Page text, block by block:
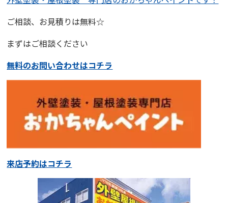
ご相談、お見積りは無料☆
まずはご相談ください
無料のお問い合わせはコチラ
来店予約はコチラ